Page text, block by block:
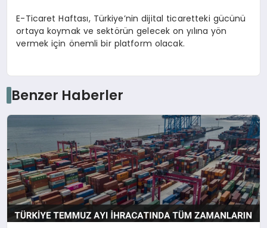
E-Ticaret Haftası, Türkiye’nin dijital ticaretteki gücünü
ortaya koymak ve sektörün gelecek on yılına yön
vermek için önemli bir platform olacak.
Benzer Haberler